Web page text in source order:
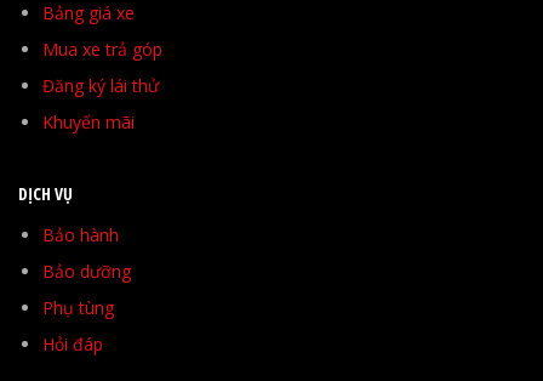
Bảng giá xe
Mua xe trả góp
Đăng ký lái thử
Khuyến mãi
DỊCH VỤ
Bảo hành
Bảo dưỡng
Phụ tùng
Hỏi đáp